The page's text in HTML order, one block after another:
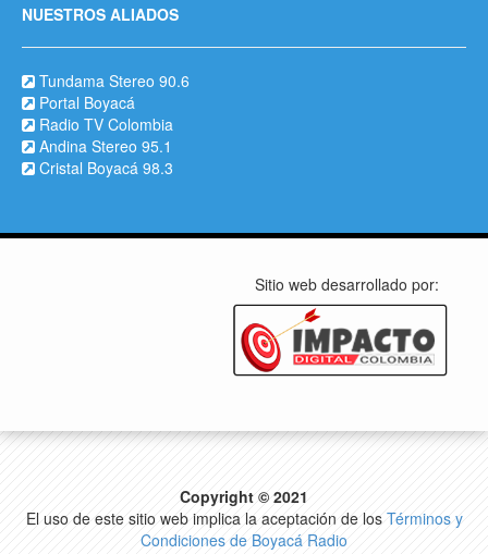
NUESTROS ALIADOS
Tundama Stereo 90.6
Portal Boyacá
Radio TV Colombia
Andina Stereo 95.1
Cristal Boyacá 98.3
Sitio web desarrollado por:
Copyright © 2021
El uso de este sitio web implica la aceptación de los Términos y
Condiciones de Boyacá Radio